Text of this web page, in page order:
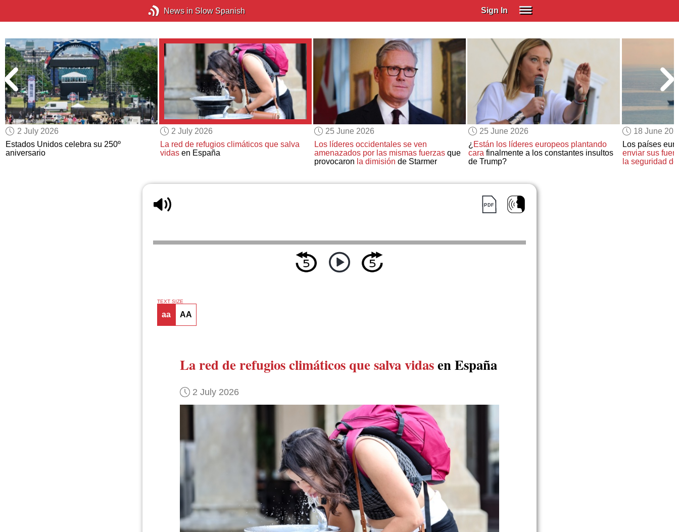
News in Slow Spanish Sign In
Spanish (Latino)
SUBSCRIBE
EDUCATIONAL LICENSES
GIFT CARDS
OTHER LANGUAGES
ABOUT US
2 July 2026
Estados Unidos celebra su 250º
aniversario
2 July 2026
La red de refugios climáticos que salva
vidasen España
25 June 2026
Los líderes occidentales se ven
amenazados por las mismas fuerzasque
provocaron la dimisión de Starmer
25 June 2026
¿Están los líderes europeos plantando
carafinalmente a los constantes insultos
de Trump?
18 June
Los países
enviar sus
la seguridad
TEXT SIZE
aa AA
La red de refugios climáticos que salva vidasen España
2 July 2026